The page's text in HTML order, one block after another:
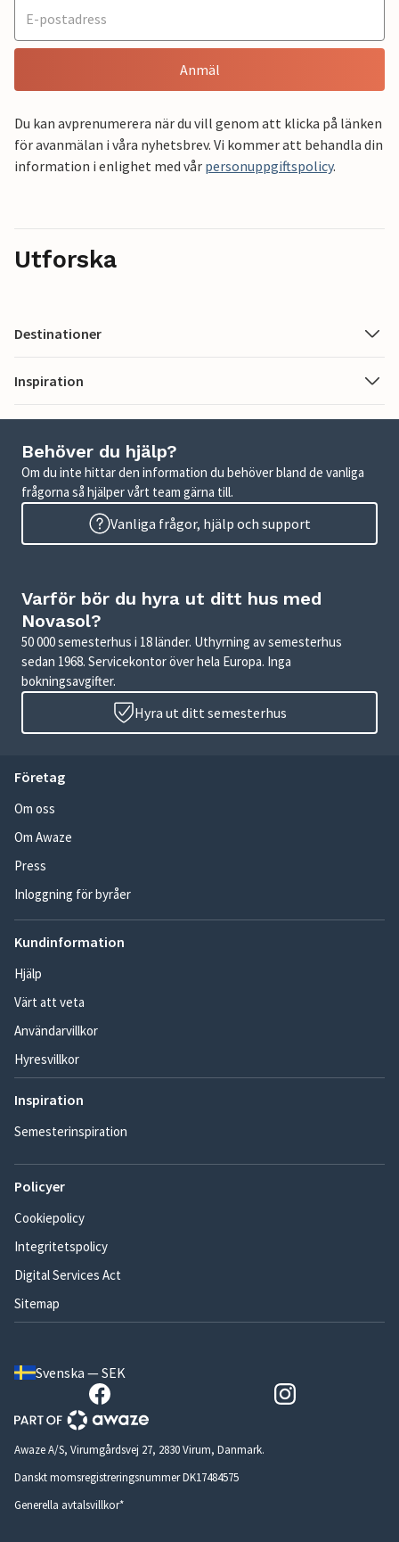
Anmäl
Du kan avprenumerera när du vill genom att klicka på länken
för avanmälan i våra nyhetsbrev. Vi kommer att behandla din
information i enlighet med vår personuppgiftspolicy.
Utforska
Destinationer
Inspiration
Behöver du hjälp?
Om du inte hittar den information du behöver bland de vanliga
frågorna så hjälper vårt team gärna till.
Vanliga frågor, hjälp och support
Varför bör du hyra ut ditt hus med
Novasol?
50 000 semesterhus i 18 länder. Uthyrning av semesterhus
sedan 1968. Servicekontor över hela Europa. Inga
bokningsavgifter.
Hyra ut ditt semesterhus
Företag
Om oss
Om Awaze
Press
Inloggning för byråer
Kundinformation
Hjälp
Värt att veta
Användarvillkor
Hyresvillkor
Inspiration
Semesterinspiration
Policyer
Cookiepolicy
Integritetspolicy
Digital Services Act
Sitemap
Svenska — SEK
Awaze A/S, Virumgårdsvej 27, 2830 Virum, Danmark.
Danskt momsregistreringsnummer DK17484575
Generella avtalsvillkor*